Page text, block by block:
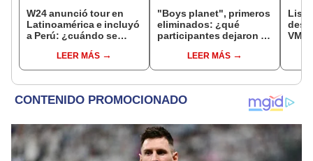
W24 anunció tour en
Latinoamérica e incluyó
a Perú: ¿cuándo se
LEER MÁS
"Boys planet", primeros
eliminados: ¿qué
participantes dejaron el
estreno?LEER MÁS
Lisa